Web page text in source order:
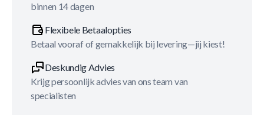
binnen 14 dagen
Flexibele Betaalopties
Betaal vooraf of gemakkelijk bij levering—jij kiest!
Deskundig Advies
Krijg persoonlijk advies van ons team van
specialisten